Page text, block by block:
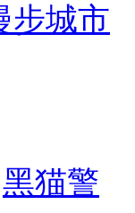
步城市
黑猫警